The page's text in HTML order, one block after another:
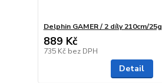
Delphin GAMER / 2 díly 210cm/25g
889 Kč
735 Kč bez DPH
Detail